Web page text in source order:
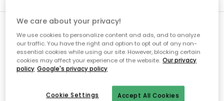
Vi hittar tyvärr inte sidan du
söker
Detta kan bero på att sidan inte längre finns eller att den har
We care about your privacy!
We use cookies to personalize content and ads, and to analyze
our traffic. You have the right and option to opt out of any non-
essential cookies while using our site. However, blocking certain
cookies may affect your experience of the website. Our privacy
policy Google's privacy policy
Accept All Cookies
Cookie Settings